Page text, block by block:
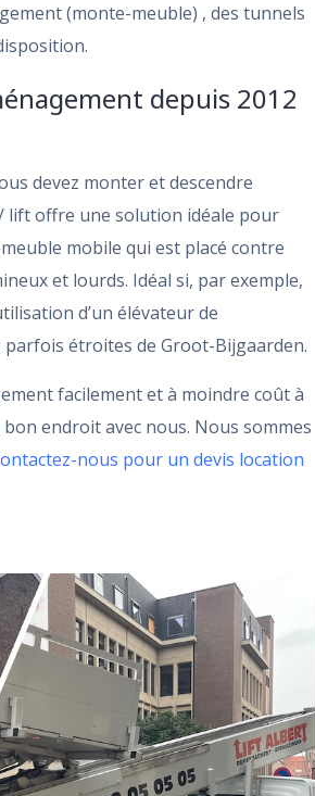
(monte-meuble) , des tunnels
depuis 2012
devez monter et descendre
/ lift offre une solution idéale pour
mobile qui est placé contre
et lourds. Idéal si, par exemple,
d’un élévateur de
étroites de Groot-Bijgaarden.
facilement et à moindre coût à
endroit avec nous. Nous sommes
nous pour un devis location